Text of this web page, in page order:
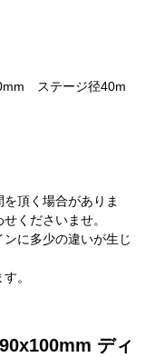
ステージ径40m
頂く場合がありま
くださいませ。
に多少の違いが生じ
。
ディ